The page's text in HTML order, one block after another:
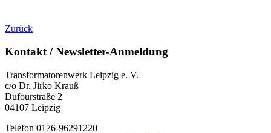
Zurück
Kontakt / Newsletter-Anmeldung
Transformatorenwerk Leipzig e. V.
c/o Dr. Jirko Krauß
Dufourstraße 2
04107 Leipzig
Telefon 0176-96291220